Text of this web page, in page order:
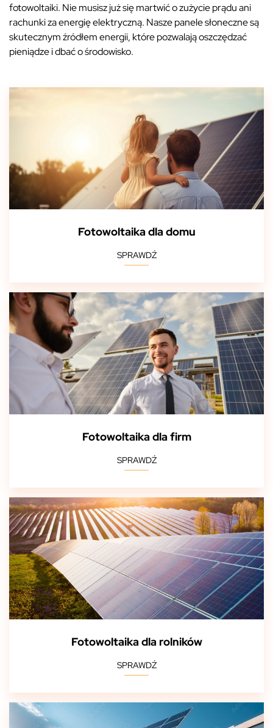
fotowoltaiki. Nie musisz już się martwić o zużycie prądu ani
rachunki za energię elektryczną. Nasze panele słoneczne są
skutecznym źródłem energii, które pozwalają oszczędzać
pieniądze i dbać o środowisko.
Fotowoltaika dla domu
SPRAWDŹ
Fotowoltaika dla firm
SPRAWDŹ
Fotowoltaika dla rolników
SPRAWDŹ